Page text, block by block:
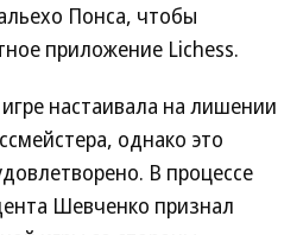
Понса, чтобы
приложение Lichess.
настаивала на лишении
однако это
В процессе
Шевченко признал